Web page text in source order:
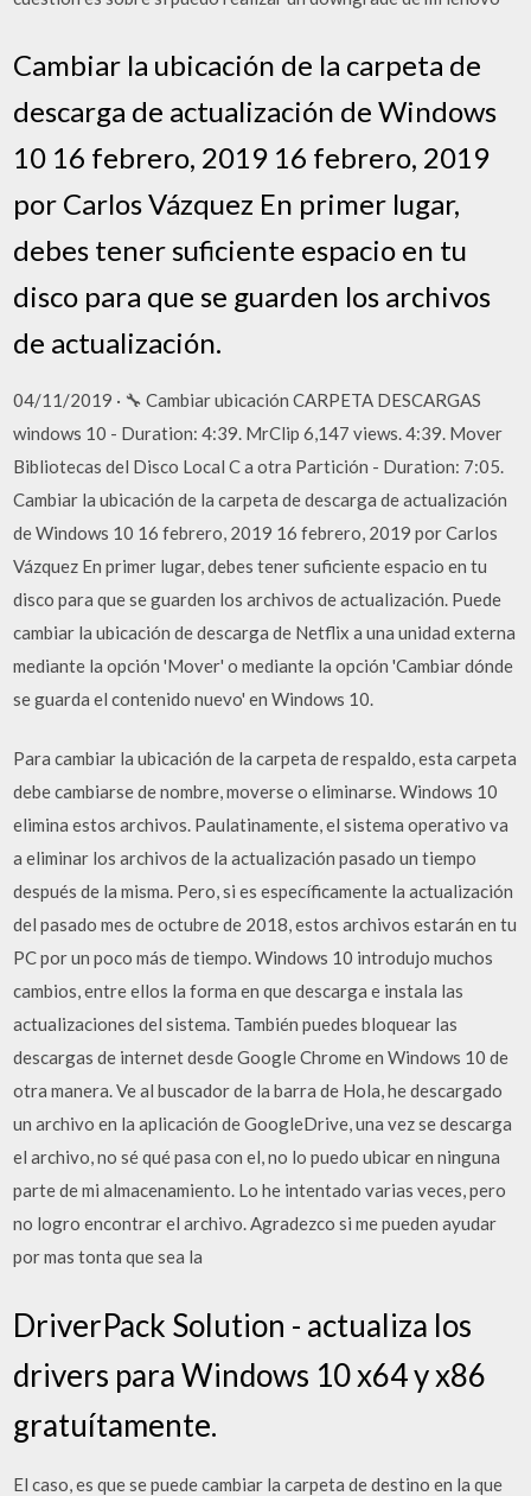
Cambiar la ubicación de la carpeta de
descarga de actualización de Windows
10 16 febrero, 2019 16 febrero, 2019
por Carlos Vázquez En primer lugar,
debes tener suficiente espacio en tu
disco para que se guarden los archivos
de actualización.
04/11/2019 · 🔧 Cambiar ubicación CARPETA DESCARGAS
windows 10 - Duration: 4:39. MrClip 6,147 views. 4:39. Mover
Bibliotecas del Disco Local C a otra Partición - Duration: 7:05.
Cambiar la ubicación de la carpeta de descarga de actualización
de Windows 10 16 febrero, 2019 16 febrero, 2019 por Carlos
Vázquez En primer lugar, debes tener suficiente espacio en tu
disco para que se guarden los archivos de actualización. Puede
cambiar la ubicación de descarga de Netflix a una unidad externa
mediante la opción 'Mover' o mediante la opción 'Cambiar dónde
se guarda el contenido nuevo' en Windows 10.
Para cambiar la ubicación de la carpeta de respaldo, esta carpeta
debe cambiarse de nombre, moverse o eliminarse. Windows 10
elimina estos archivos. Paulatinamente, el sistema operativo va
a eliminar los archivos de la actualización pasado un tiempo
después de la misma. Pero, si es específicamente la actualización
del pasado mes de octubre de 2018, estos archivos estarán en tu
PC por un poco más de tiempo. Windows 10 introdujo muchos
cambios, entre ellos la forma en que descarga e instala las
actualizaciones del sistema. También puedes bloquear las
descargas de internet desde Google Chrome en Windows 10 de
otra manera. Ve al buscador de la barra de Hola, he descargado
un archivo en la aplicación de GoogleDrive, una vez se descarga
el archivo, no sé qué pasa con el, no lo puedo ubicar en ninguna
parte de mi almacenamiento. Lo he intentado varias veces, pero
no logro encontrar el archivo. Agradezco si me pueden ayudar
por mas tonta que sea la
DriverPack Solution - actualiza los
drivers para Windows 10 x64 y x86
gratuítamente.
El caso, es que se puede cambiar la carpeta de destino en la que